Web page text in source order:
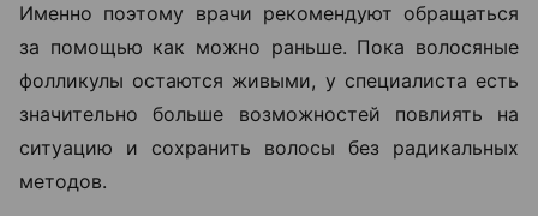
Именно поэтому врачи рекомендуют обращаться
за помощью как можно раньше. Пока волосяные
фолликулы остаются живыми, у специалиста есть
значительно больше возможностей повлиять на
ситуацию и сохранить волосы без радикальных
методов.